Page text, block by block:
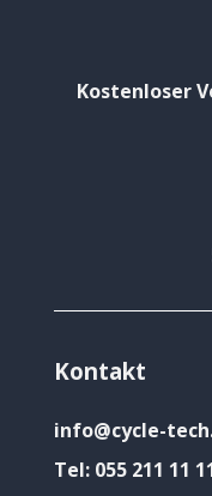
Kostenloser
Kontakt
info@cycle-
Tel: 055 211 11